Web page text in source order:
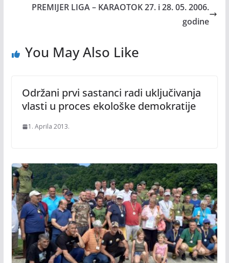
PREMIJER LIGA – KARAOTOK 27. i 28. 05. 2006.
godine
You May Also Like
Održani prvi sastanci radi uključivanja
vlasti u proces ekološke demokratije
1. Aprila 2013.